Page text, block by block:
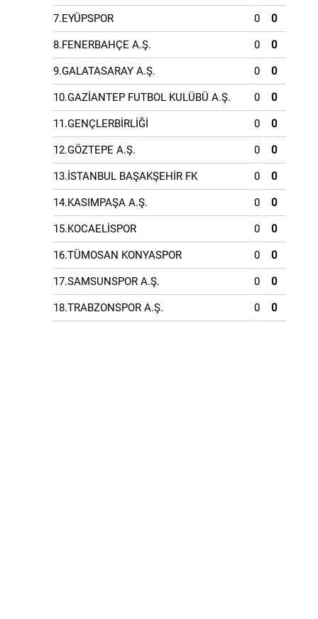
7.EYÜPSPOR 0 0
8.FENERBAHÇE A.Ş. 0 0
9.GALATASARAY A.Ş. 0 0
10.GAZİANTEP FUTBOL KULÜBÜ A.Ş. 0 0
11.GENÇLERBİRLİĞİ 0 0
12.GÖZTEPE A.Ş. 0 0
13.İSTANBUL BAŞAKŞEHİR FK 0 0
14.KASIMPAŞA A.Ş. 0 0
15.KOCAELİSPOR 0 0
16.TÜMOSAN KONYASPOR 0 0
17.SAMSUNSPOR A.Ş. 0 0
18.TRABZONSPOR A.Ş. 0 0